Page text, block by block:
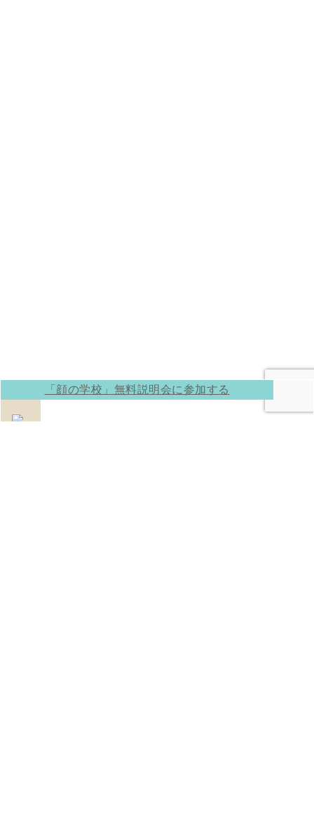
「顔の学校」無料説明会に参加する